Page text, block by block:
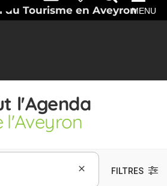
du Tourisme en AveyronMENU
l'Agenda
l'Aveyron
FILTRES